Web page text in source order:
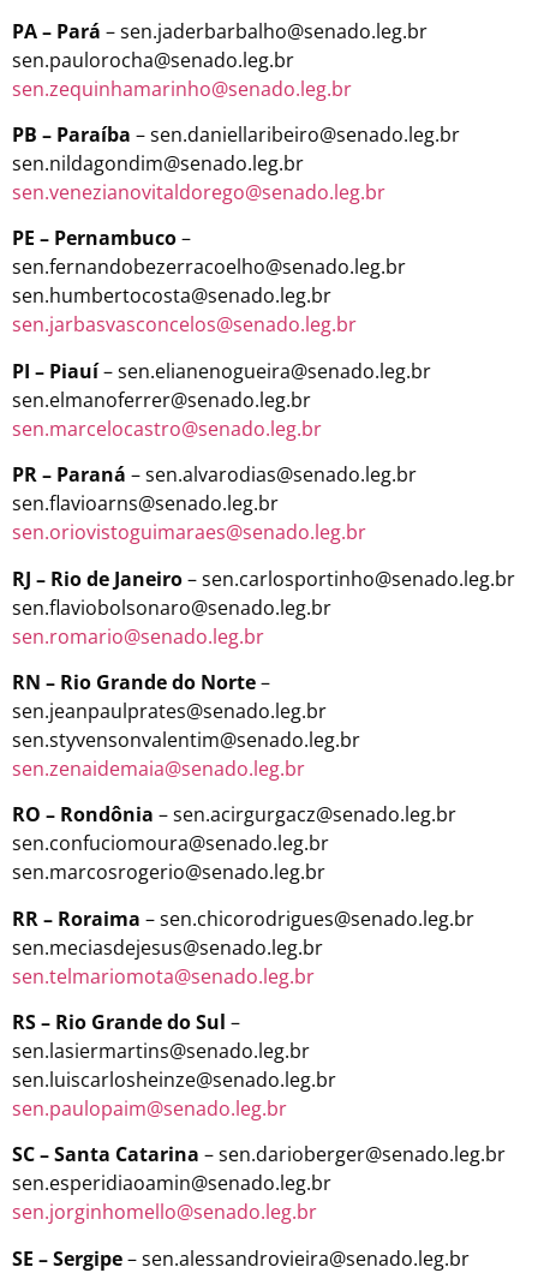
PA – Pará – sen.jaderbarbalho@senado.leg.br
sen.paulorocha@senado.leg.br
sen.zequinhamarinho@senado.leg.br
PB – Paraíba – sen.daniellaribeiro@senado.leg.br
sen.nildagondim@senado.leg.br
sen.venezianovitaldorego@senado.leg.br
PE – Pernambuco–
sen.fernandobezerracoelho@senado.leg.br
sen.humbertocosta@senado.leg.br
sen.jarbasvasconcelos@senado.leg.br
PI – Piauí– sen.elianenogueira@senado.leg.br
sen.elmanoferrer@senado.leg.br
sen.marcelocastro@senado.leg.br
PR – Paraná – sen.alvarodias@senado.leg.br
sen.flavioarns@senado.leg.br
sen.oriovistoguimaraes@senado.leg.br
RJ – Rio de Janeiro– sen.carlosportinho@senado.leg.br
sen.flaviobolsonaro@senado.leg.br
sen.romario@senado.leg.br
RN – Rio Grande do Norte–
sen.jeanpaulprates@senado.leg.br
sen.styvensonvalentim@senado.leg.br
sen.zenaidemaia@senado.leg.br
RO – Rondônia – sen.acirgurgacz@senado.leg.br
sen.confuciomoura@senado.leg.br
sen.marcosrogerio@senado.leg.br
RR – Roraima – sen.chicorodrigues@senado.leg.br
sen.meciasdejesus@senado.leg.br
sen.telmariomota@senado.leg.br
RS – Rio Grande do Sul –
sen.lasiermartins@senado.leg.br
sen.luiscarlosheinze@senado.leg.br
sen.paulopaim@senado.leg.br
SC – Santa Catarina – sen.darioberger@senado.leg.br
sen.esperidiaoamin@senado.leg.br
sen.jorginhomello@senado.leg.br
SE – Sergipe– sen.alessandrovieira@senado.leg.br